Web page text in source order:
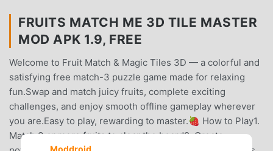
FRUITS MATCH ME 3D TILE MASTER
MOD APK 1.9, FREE
Welcome to Fruit Match & Magic Tiles 3D — a colorful and
satisfying free match-3 puzzle game made for relaxing
fun.Swap and match juicy fruits, complete exciting
challenges, and enjoy smooth offline gameplay wherever
you are.Easy to play, rewarding to master.🍓 How to Play1.
Match 3 or more fruits to clear the board2. Create
Moddroid